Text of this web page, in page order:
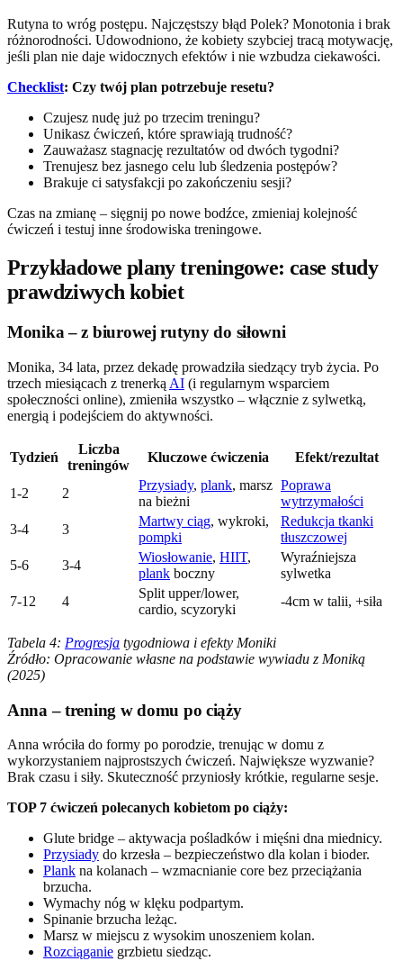
Rutyna to wróg postępu. Najczęstszy błąd Polek? Monotonia i brak
różnorodności. Udowodniono, że kobiety szybciej tracą motywację,
jeśli plan nie daje widocznych efektów i nie wzbudza ciekawości.
Checklist: Czy twój plan potrzebuje resetu?
Czujesz nudę już po trzecim treningu?
Unikasz ćwiczeń, które sprawiają trudność?
Zauważasz stagnację rezultatów od dwóch tygodni?
Trenujesz bez jasnego celu lub śledzenia postępów?
Brakuje ci satysfakcji po zakończeniu sesji?
Czas na zmianę – sięgnij po nowe bodźce, zmieniaj kolejność
ćwiczeń i testuj inne środowiska treningowe.
Przykładowe plany treningowe: case study
prawdziwych kobiet
Monika – z biurowej rutyny do siłowni
Monika, 34 lata, przez dekadę prowadziła siedzący tryb życia. Po
trzech miesiącach z trenerką AI (i regularnym wsparciem
społeczności online), zmieniła wszystko – włącznie z sylwetką,
energią i podejściem do aktywności.
Tydzień
Liczba
treningów
Kluczowe ćwiczenia Efekt/rezultat
1-2 2
Przysiady, plank, marsz
na bieżni
Poprawa
wytrzymałości
3-4
3
Martwy ciąg, wykroki,
pompki
Redukcja tkanki
tłuszczowej
5-6
3-4
Wiosłowanie, HIIT,
plank boczny
Wyraźniejsza
sylwetka
7-12
4
Split upper/lower,
cardio, scyzoryki
-4cm w talii, +siła
Tabela 4: Progresja tygodniowa i efekty Moniki
Źródło: Opracowanie własne na podstawie wywiadu z Moniką
(2025)
Anna – trening w domu po ciąży
Anna wróciła do formy po porodzie, trenując w domu z
wykorzystaniem najprostszych ćwiczeń. Największe wyzwanie?
Brak czasu i siły. Skuteczność przyniosły krótkie, regularne sesje.
TOP 7 ćwiczeń polecanych kobietom po ciąży:
Glute bridge – aktywacja pośladków i mięśni dna miednicy.
Przysiady do krzesła – bezpieczeństwo dla kolan i bioder.
Plank na kolanach – wzmacnianie core bez przeciążania
brzucha.
Wymachy nóg w klęku podpartym.
Spinanie brzucha leżąc.
Marsz w miejscu z wysokim unoszeniem kolan.
Rozciąganie grzbietu siedząc.